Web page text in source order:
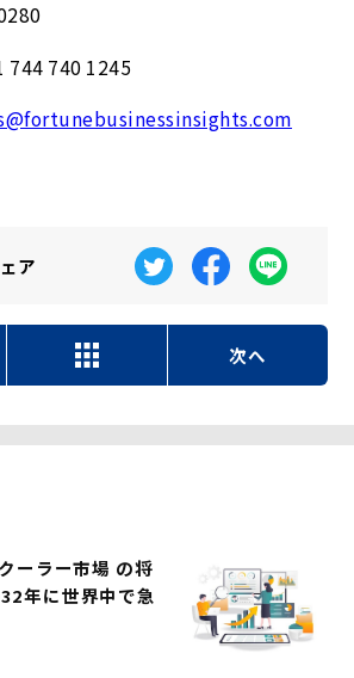
744 740 1245
ア
次へ
ーラー市場 の将
年に世界中で急